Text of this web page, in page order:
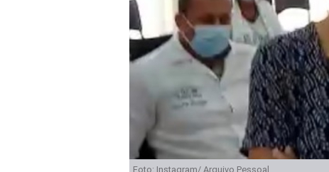
Foto: Instagram/ Arquivo Pessoal